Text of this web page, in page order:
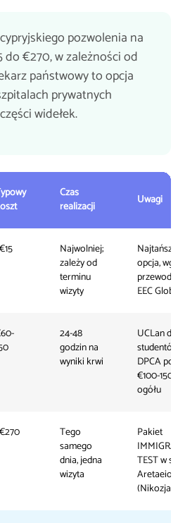
pozwolenia na
€270, w zależności od
państwowy to opcja
prywatnych
widełek.
Czas
realizacji
Uwagi
Najwolniej;
zależy od
terminu
wizyty
Najtańsza
opcja, wg
EEC
24-48
godzin na
wyniki krwi
UCLan dla
DPCA
€100-150
ogółu
Tego
samego
dnia, jedna
wizyta
Pakiet
TEST w
Aretaeio
(Nikozja)